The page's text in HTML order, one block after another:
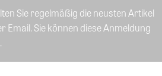
Sie regelmäßig die neusten Artikel
Email. Sie können diese Anmeldung